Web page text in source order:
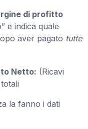
di profitto
e indica quale
aver pagato tutte
Netto: (Ricavi
la fanno i dati